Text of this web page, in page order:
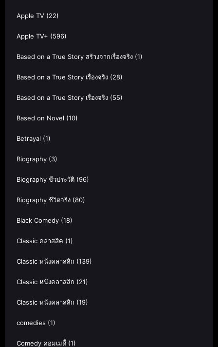
Apple TV (22)
Apple TV+ (596)
Based on a True Story สร้างจากเรื่องจริง (1)
Based on a True Story เรื่องจริง (28)
Based on a True Story เรื่องจริง (55)
Based on Novel (10)
Betrayal (1)
Biography (3)
Biography ชีวประวัติ (96)
Biography ชีวิตจริง (80)
Black Comedy (18)
Classic คลาสสิค (1)
Classic หนังคลาสสิก (139)
Classic หนังคลาสสิก (21)
Classic หนังคลาสสิก (19)
comedies (1)
Comedy คอมเมดี้ (1)